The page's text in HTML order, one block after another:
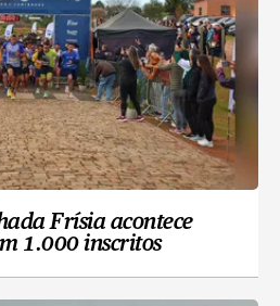
Frísia acontece
1.000 inscritos